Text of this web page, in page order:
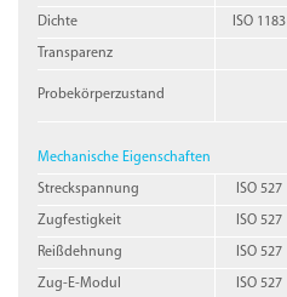
Dichte ISO 1183
Transparenz
Probekörperzustand
Mechanische Eigenschaften
Streckspannung ISO 527
Zugfestigkeit ISO 527
Reißdehnung ISO 527
Zug-E-Modul ISO 527